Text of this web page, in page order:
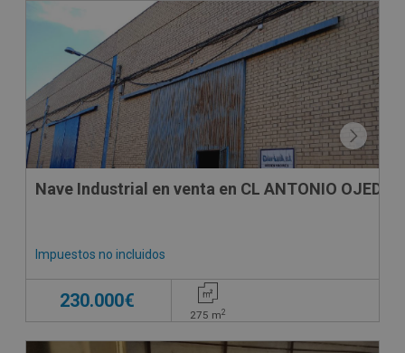
Nave Industrial en venta en CL ANTONIO OJEDA,
Impuestos no incluidos
230.000€
275 m2